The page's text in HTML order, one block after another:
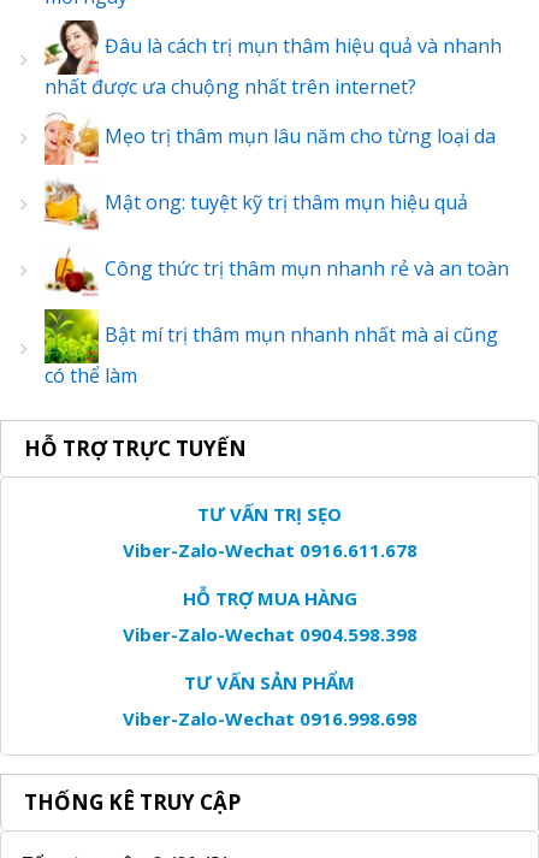
Đâu là cách trị mụn thâm hiệu quả và nhanh
nhất được ưa chuộng nhất trên internet?
Mẹo trị thâm mụn lâu năm cho từng loại da
Mật ong: tuyệt kỹ trị thâm mụn hiệu quả
Công thức trị thâm mụn nhanh rẻ và an toàn
Bật mí trị thâm mụn nhanh nhất mà ai cũng
có thể làm
HỖ TRỢ TRỰC TUYẾN
TƯ VẤN TRỊ SẸO
Viber-Zalo-Wechat 0916.611.678
HỖ TRỢ MUA HÀNG
Viber-Zalo-Wechat 0904.598.398
TƯ VẤN SẢN PHẨM
Viber-Zalo-Wechat 0916.998.698
THỐNG KÊ TRUY CẬP